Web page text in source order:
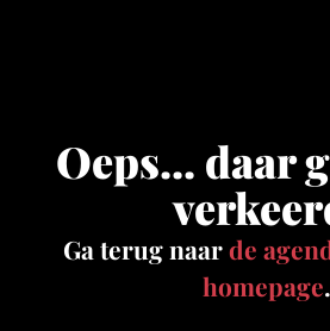
Oeps... daar
Ga terug naarde
homepage.